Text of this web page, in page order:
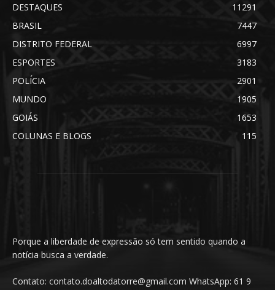
DESTAQUES
11291
BRASIL
7447
DISTRITO FEDERAL
6997
ESPORTES
3183
POLÍCIA
2901
MUNDO
1905
GOIÁS
1653
COLUNAS E BLOGS
115
Porque a liberdade de expressão só tem sentido quando a
notícia busca a verdade.
Contato: contato.doaltodatorre@gmail.com WhatsApp: 61 9